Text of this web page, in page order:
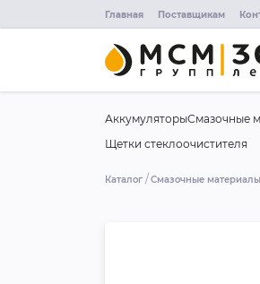
Главная Поставщикам
АккумуляторыСмазочные
Щетки стеклоочистителя
Каталог Смазочные материалы